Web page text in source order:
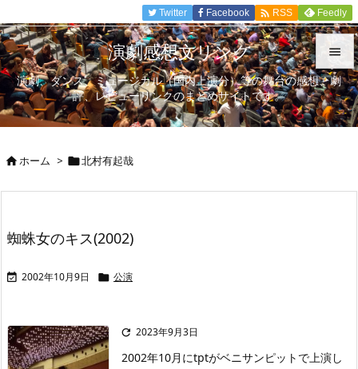


メニュ

Twitter Facebook  RSS Feedly
演劇感想文リンク
演劇、ダンス、ミュージカル（国内上演分）等の舞台の感想、劇
評、レビューリンクのまとめサイトです。
ホーム > 北村有起哉
蜘蛛女のキス(2002)
 2002年10月9日  公演
 2023年9月3日
2002年10月にtptがベニサンピットで上演し